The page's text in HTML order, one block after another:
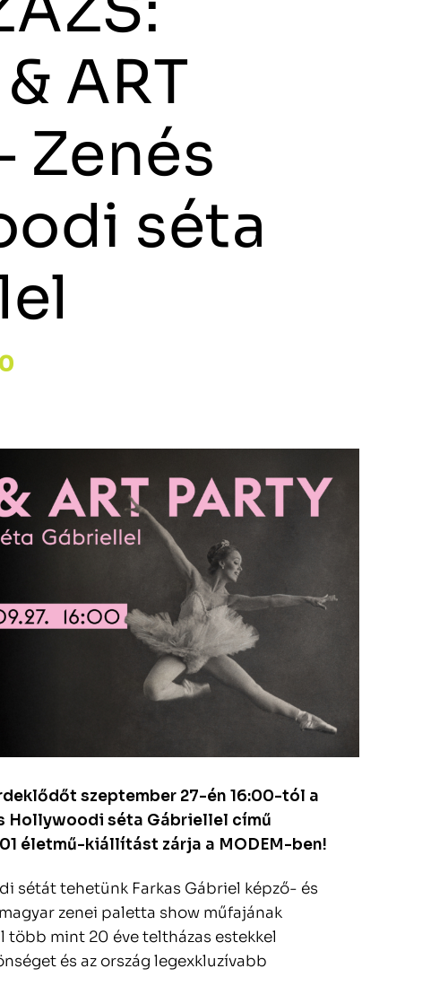
ART
Zenés
séta
szeptember 27-én 16:00-tól a
Hollywoodi séta Gábriellel című
életmű-kiállítást zárja a MODEM-ben!
sétát tehetünk Farkas Gábriel képző- és
zenei paletta show műfajának
több mint 20 éve teltházas estekkel
és az ország legexkluzívabb